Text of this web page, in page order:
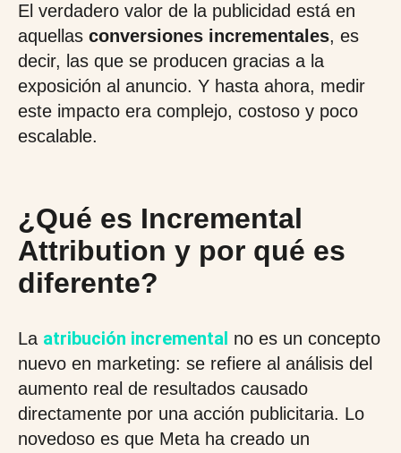
El verdadero valor de la publicidad está en
aquellas conversiones incrementales, es
decir, las que se producen gracias a la
exposición al anuncio. Y hasta ahora, medir
este impacto era complejo, costoso y poco
escalable.
¿Qué es Incremental
Attribution y por qué es
diferente?
La atribución incremental no es un concepto
nuevo en marketing: se refiere al análisis del
aumento real de resultados causado
directamente por una acción publicitaria. Lo
novedoso es que Meta ha creado un